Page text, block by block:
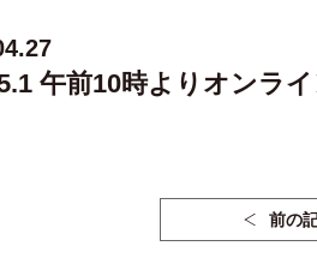
午前10時よりオンラ
前の